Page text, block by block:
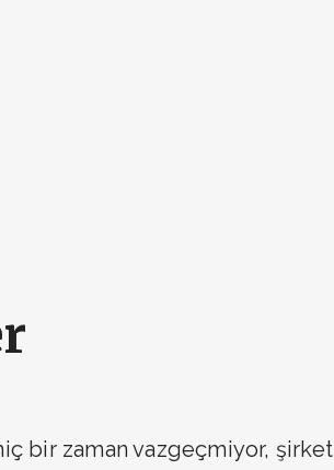
bir zaman vazgeçmiyor, şirket